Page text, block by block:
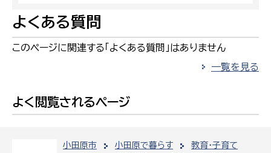
小田原市 小田原で暮らす
教育・子育て
よくある質問
このページに関連する「よくある質問」はありません
一覧を見る
よく閲覧されるページ